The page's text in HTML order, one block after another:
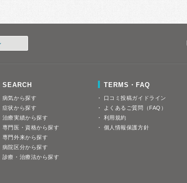
SEARCH
病気から探す
症状から探す
治療実績から探す
専門医・資格から探す
専門外来から探す
病院区分から探す
診療・治療法から探す
TERMS・FAQ
口コミ投稿ガイドライン
よくあるご質問（FAQ）
利用規約
個人情報保護方針